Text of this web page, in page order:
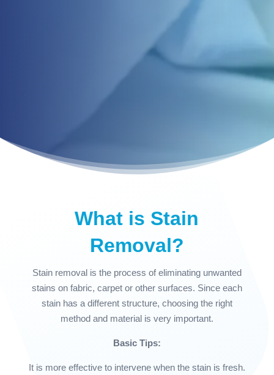
What is Stain
Removal?
Stain removal is the process of eliminating unwanted
stains on fabric, carpet or other surfaces. Since each
stain has a different structure, choosing the right
method and material is very important.
Basic Tips:
It is more effective to intervene when the stain is fresh.